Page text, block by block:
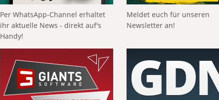
Per WhatsApp-Channel erhaltet
ihr aktuelle News - direkt auf's
Handy!
Meldet euch für unseren
Newsletter an!